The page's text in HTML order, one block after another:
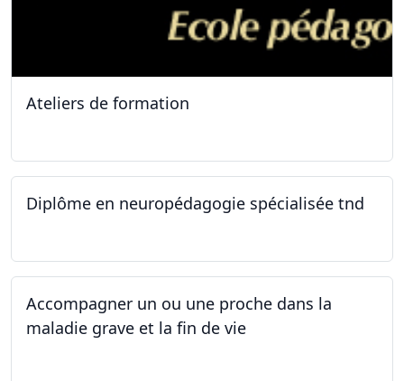
Ateliers de formation
Diplôme en neuropédagogie spécialisée tnd
Accompagner un ou une proche dans la
maladie grave et la fin de vie